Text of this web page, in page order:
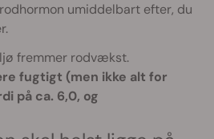
umiddelbart efter, du
fremmer rodvækst.
fugtigt (men ikke alt for
på ca. 6,0, og